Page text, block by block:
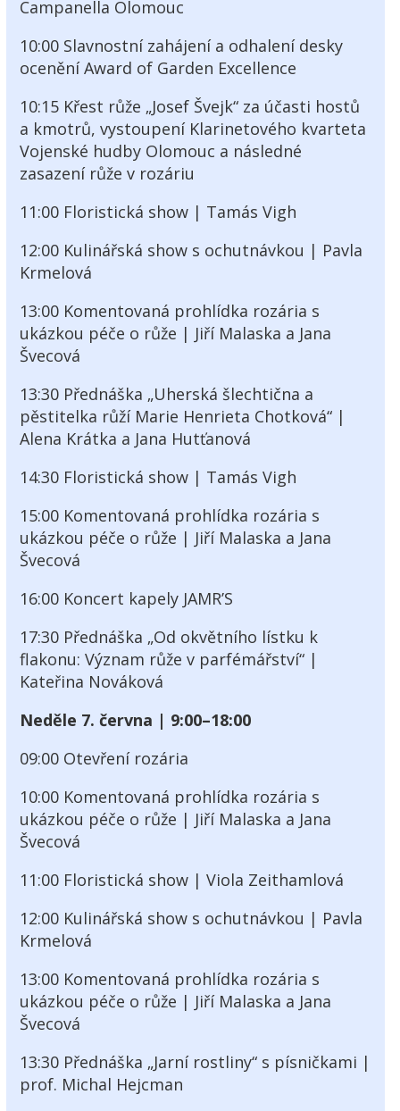
Campanella Olomouc
10:00 Slavnostní zahájení a odhalení desky
ocenění Award of Garden Excellence
10:15 Křest růže „Josef Švejk“ za účasti hostů
a kmotrů, vystoupení Klarinetového kvarteta
Vojenské hudby Olomouc a následné
zasazení růže v rozáriu
11:00 Floristická show | Tamás Vigh
12:00 Kulinářská show s ochutnávkou | Pavla
Krmelová
13:00 Komentovaná prohlídka rozária s
ukázkou péče o růže | Jiří Malaska a Jana
Švecová
13:30 Přednáška „Uherská šlechtična a
pěstitelka růží Marie Henrieta Chotková“ |
Alena Krátka a Jana Hutťanová
14:30 Floristická show | Tamás Vigh
15:00 Komentovaná prohlídka rozária s
ukázkou péče o růže | Jiří Malaska a Jana
Švecová
16:00 Koncert kapely JAMR’S
17:30 Přednáška „Od okvětního lístku k
flakonu: Význam růže v parfémářství“ |
Kateřina Nováková
Neděle 7. června | 9:00–18:00
09:00 Otevření rozária
10:00 Komentovaná prohlídka rozária s
ukázkou péče o růže | Jiří Malaska a Jana
Švecová
11:00 Floristická show | Viola Zeithamlová
12:00 Kulinářská show s ochutnávkou | Pavla
Krmelová
13:00 Komentovaná prohlídka rozária s
ukázkou péče o růže | Jiří Malaska a Jana
Švecová
13:30 Přednáška „Jarní rostliny“ s písničkami |
prof. Michal Hejcman